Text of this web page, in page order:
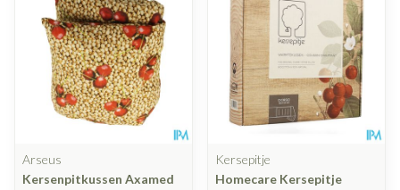
Arseus
Kersenpitkussen Axamed
Kersepitje
Homecare Kersepitje